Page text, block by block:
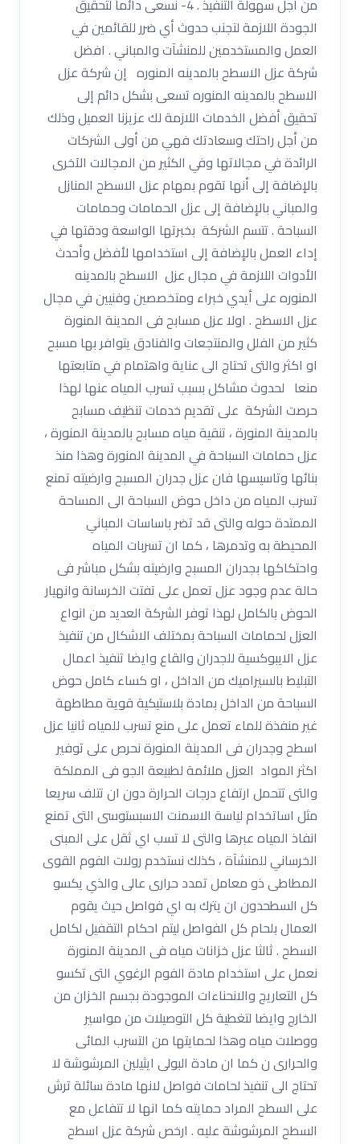
من أجل سهولة التنفيذ . 4- نسعى دائماً لتحقيق
الجودة اللازمة لتجنب حدوث أي ضرر للقائمين في
العمل والمستخدمين للمنشآت والمباني . افضل
شركة عزل الاسطح بالمدينه المنوره إن شركة عزل
الاسطح بالمدينه المنوره تسعى بشكل دائم إلى
تحقيق أفضل الخدمات اللازمة لك عزيزنا العميل وذلك
من أجل راحتك وسعادتك فهي من أولى الشركات
الرائدة في مجالاتها وفي الكثير من المجالات الآخرى
بالإضافة إلى أنها تقوم بمهام عزل الاسطح المنازل
والمباني بالإضافة إلى عزل الحمامات وحمامات
السباحة . تتسم الشركة بخبرتها الواسعة ودقتها في
إداء العمل بالإضافة إلى استخدامها لأفضل وأحدث
الأدوات اللازمة في مجال عزل الاسطح بالمدينه
المنوره على أيدي خبراء ومتخصصين وفنيين في مجال
عزل الاسطح . اولا عزل مسابح فى المدينة المنورة
كثير من الفلل والمنتجعات والفنادق يتوافر بها مسبح
او اكثر والتى تحتاج الى عناية واهتمام في متابعتها
منعا لحدوث مشاكل بسبب تسرب المياه عنها لهذا
حرصت الشركة على تقديم خدمات تنظيف مسابح
بالمدينة المنورة ، تنقية مياه مسابح بالمدينة المنورة ،
عزل حمامات السباحة في المدينة المنورة وهذا منذ
بنائها وتاسيسها فان عزل جدران المسبح وارضيته تمنع
تسرب المياه من داخل حوض السباحة الى المساحة
الممتدة حوله والتى قد تضر باساسات المباني
المحيطة به وتدمرها ، كما ان تسربات المياه
واحتكاكها بجدران المسبح وارضيته بشكل مباشر فى
حالة عدم وجود عزل تعمل على تفتت الخرسانة وانهيار
الحوض بالكامل لهذا توفر الشركة العديد من انواع
العزل لحمامات السباحة بمختلف الاشكال من تنفيذ
عزل الايبوكسية للجدران والقاع وايضا تنفيذ اعمال
التبليط بالسيراميك من الداخل ، او كساء كامل حوض
السباحة من الداخل بمادة بلاستيكية قوية مطاطهة
غير منفذة للماء تعمل على منع تسرب للمياه ثانيا عزل
اسطح وجدران فى المدينة المنورة نحرص على توفير
اكثر المواد العزل ملائمة لطبيعة الجو فى المملكة
والتى تتحمل ارتفاع درجات الحرارة دون ان تتلف سريعا
مثل اساتخدام لياسة الاسمنت الاسبستوسى التى تمنع
انفاذ المياه عبرها والتى لا تسب اي ثقل على المبنى
الخرساني للمنشآة ، كذلك نستخدم رولات الفوم القوى
المطاطى ذو معامل تمدد حرارى عالى والذي يكسو
كل السطحدون ان يترك به اي فواصل حيث يقوم
العمال بلحام كل الفواصل ليتم احكام التقفيل لكامل
السطح . ثالثا عزل خزانات مياه فى المدينة المنورة
نعمل على استخدام مادة الفوم الرغوي التى تكسو
كل التعاريج والانحناءات الموجودة بجسم الخزان من
الخارج وايضا لتغطية كل التوصيلات من مواسير
ووصلات مياه وهذا لحمايتها من التسرب المائى
والحرارى ن كما ان مادة البولى ايثيلين المرشوشة لا
تحتاج الى تنفيذ لحامات فواصل لانها مادة سائلة ترش
على السطح المراد حمايته كما انها لا تتفاعل مع
السطح المرشوشة عليه . ارخص شركة عزل اسطح